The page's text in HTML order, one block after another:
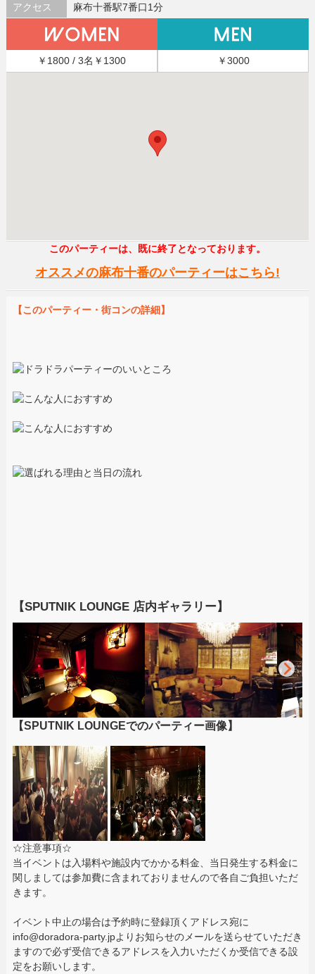
アクセス
麻布十番駅7番口1分
￥1800 / 3名￥1300 ￥3000
このパーティーは、既に終了となっております。
オススメの麻布十番のパーティーはこちら!
【このパーティー・街コンの詳細】
【SPUTNIK LOUNGE 店内ギャラリー】
【SPUTNIK LOUNGEでのパーティー画像】
☆注意事項☆
当イベントは入場料や施設内でかかる料金、当日発生する料金に
関しましては参加費に含まれておりませんので各自ご負担いただ
きます。
イベント中止の場合は予約時に登録頂くアドレス宛に
info@doradora-party.jpよりお知らせのメールを送らせていただき
ますので必ず受信できるアドレスを入力いただくか受信できる設
定をお願いします。